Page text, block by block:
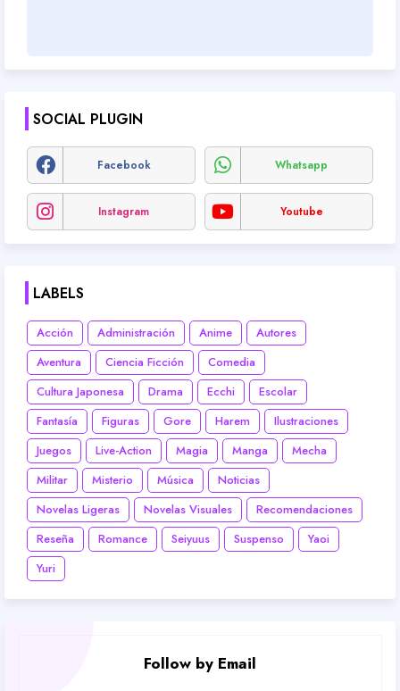
SOCIAL PLUGIN
Facebook Whatsapp
Instagram Youtube
LABELS
Acción Administración Anime
Autores
Aventura
Ciencia Ficción
Comedia
Cultura Japonesa
Drama Ecchi
Escolar
Fantasía
Figuras Gore Harem
Ilustraciones
Juegos
Live-Action Magia Manga
Mecha
Militar
Misterio Música
Noticias
Novelas Ligeras
Novelas Visuales
Recomendaciones
Reseña
Romance Seiyuus Suspenso
Yaoi
Yuri
Follow by Email